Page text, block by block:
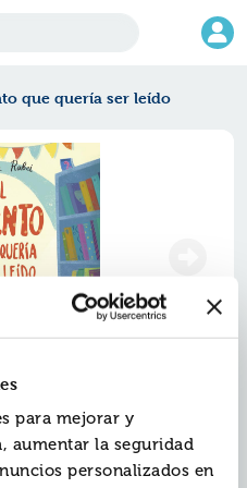
para mejorar y
aumentar la seguridad
personalizados en
que quería ser leído
ser leído